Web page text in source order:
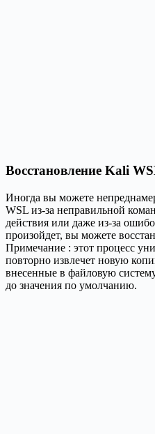
Восстановление Kali
Иногда вы можете
WSL из-за неправильной
действия или даже из-за
произойдет, вы можете
Примечание : этот процесс
повторно извлечет новую
внесенные в файловую
до значения по умолчанию.